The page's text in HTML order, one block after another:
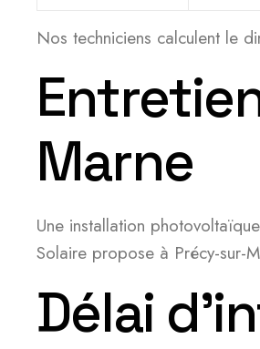
Nos techniciens calculent le
Marne
Une installation
Solaire propose à Précy-sur-
Délai